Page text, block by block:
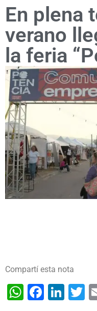
En plena
verano
la feria
Compartí esta nota